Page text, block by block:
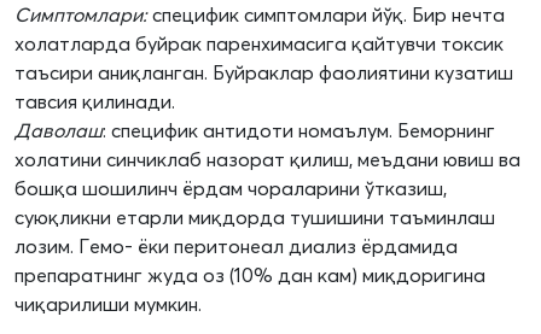
Симптомлари:специфик симптомлари йўқ. Бир нечта
холатларда буйрак паренхимасига қайтувчи токсик
таъсири аниқланган. Буйраклар фаолиятини кузатиш
тавсия қилинади.
Даволаш: специфик антидоти номаълум. Беморнинг
холатини синчиклаб назорат қилиш, меъдани ювиш ва
бошқа шошилинч ёрдам чораларини ўтказиш,
суюқликни етарли миқдорда тушишини таъминлаш
лозим. Гемо- ёки перитонеал диализ ёрдамида
препаратнинг жуда оз (10% дан кам) миқдоригина
чиқарилиши мумкин.